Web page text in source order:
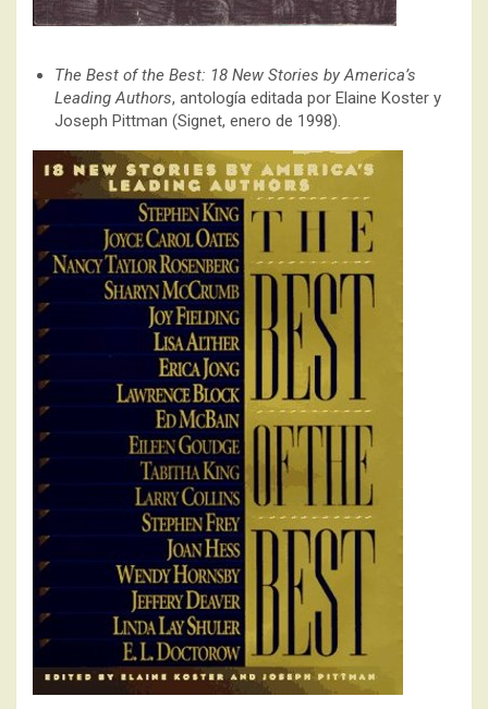
The Best of the Best: 18 New Stories by America’s
Leading Authors, antología editada por Elaine Koster y
Joseph Pittman (Signet, enero de 1998).